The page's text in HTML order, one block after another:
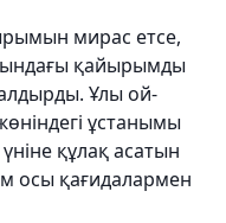
мирас етсе,
қайырымды
Ұлы ой­
ұстанымы
құлақ асатын
осы қағидалармен